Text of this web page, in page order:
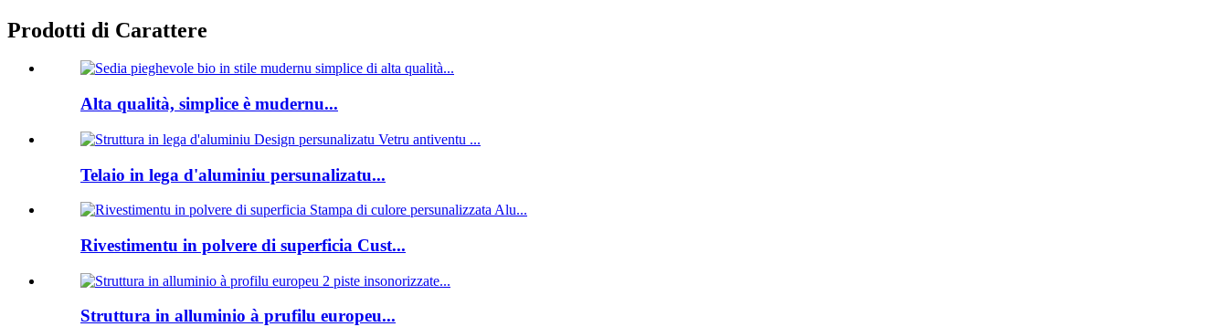
Prodotti di Carattere
Alta qualità, simplice è mudernu...
Telaio in lega d'aluminiu persunalizatu...
Rivestimentu in polvere di superficia Cust...
Struttura in alluminio à prufilu europeu...